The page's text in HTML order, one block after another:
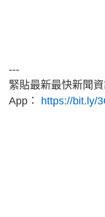
---
緊貼最新最快新聞
App： https://bit.ly/